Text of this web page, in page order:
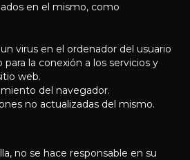
en el mismo, como
virus en el ordenador del usuario
para la conexión a los servicios y
web.
del navegador.
no actualizadas del mismo.
no se hace responsable en su